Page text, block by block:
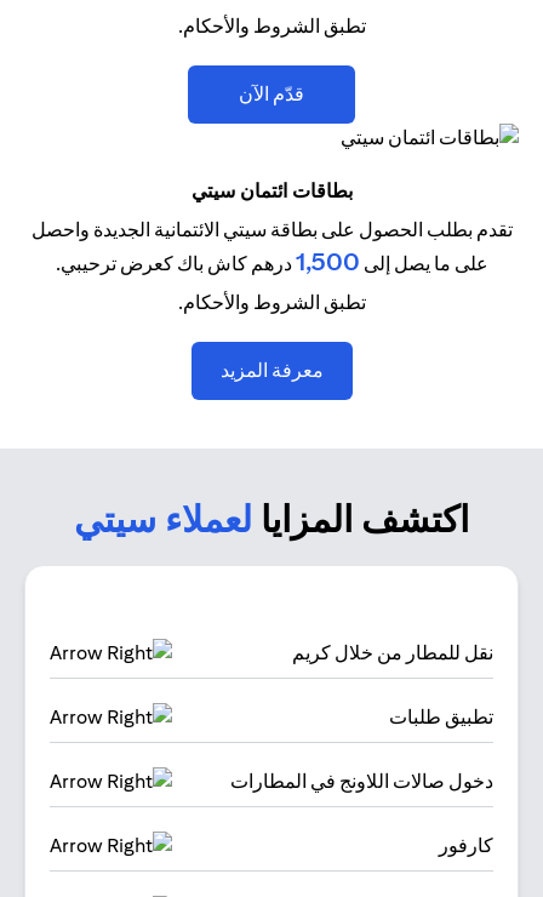
تطبق الشروط والأحكام.
قدّم الآن
بطاقات ائتمان سيتي
تقدم بطلب الحصول على بطاقة سيتي الائتمانية الجديدة واحصل
على ما يصل إلى 1,500درهم كاش باك كعرض ترحيبي.
تطبق الشروط والأحكام.
معرفة المزيد
اكتشف المزايا لعملاء سيتي
نقل للمطار من خلال كريم
تطبيق طلبات
دخول صالات اللاونج في المطارات
كارفور